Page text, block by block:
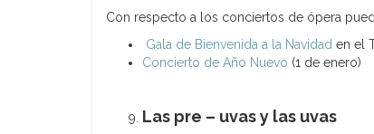
Con respecto a los conciertos de ópera
Gala de Bienvenida a la Navidad en el
Concierto de Año Nuevo (1 de enero)
Las pre – uvas y las uvas